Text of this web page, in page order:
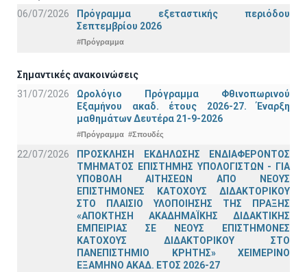
06/07/2026
Πρόγραμμα εξεταστικής περιόδου
Σεπτεμβρίου 2026
#Πρόγραμμα
Σημαντικές ανακοινώσεις
31/07/2026
Ωρολόγιο Πρόγραμμα Φθινοπωρινού
Εξαμήνου ακαδ. έτους 2026-27. Έναρξη
μαθημάτων Δευτέρα 21-9-2026
#Πρόγραμμα #Σπουδές
22/07/2026
ΠΡΟΣΚΛΗΣΗ ΕΚΔΗΛΩΣΗΣ ΕΝΔΙΑΦΕΡΟΝΤΟΣ
ΤΜΗΜΑΤΟΣ ΕΠΙΣΤΗΜΗΣ ΥΠΟΛΟΓΙΣΤΩΝ - ΓΙΑ
ΥΠΟΒΟΛΗ ΑΙΤΗΣΕΩΝ ΑΠΟ ΝΕΟΥΣ
ΕΠΙΣΤΗΜΟΝΕΣ ΚΑΤΟΧΟΥΣ ΔΙΔΑΚΤΟΡΙΚΟΥ
ΣΤΟ ΠΛΑΙΣΙΟ ΥΛΟΠΟΙΗΣΗΣ ΤΗΣ ΠΡΑΞΗΣ
«ΑΠΟΚΤΗΣΗ ΑΚΑΔΗΜΑΪΚΗΣ ΔΙΔΑΚΤΙΚΗΣ
ΕΜΠΕΙΡΙΑΣ ΣΕ ΝΕΟΥΣ ΕΠΙΣΤΗΜΟΝΕΣ
ΚΑΤΟΧΟΥΣ ΔΙΔΑΚΤΟΡΙΚΟΥ ΣΤΟ
ΠΑΝΕΠΙΣΤΗΜΙΟ ΚΡΗΤΗΣ» ΧΕΙΜΕΡΙΝΟ
ΕΞΑΜΗΝΟ ΑΚΑΔ. ΕΤΟΣ 2026-27